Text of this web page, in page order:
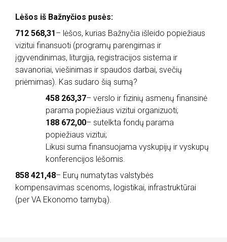
Lėšos iš Bažnyčios pusės:
712 568,31 – lėšos, kurias Bažnyčia išleido popiežiaus
vizitui finansuoti (programų parengimas ir
įgyvendinimas, liturgija, registracijos sistema ir
savanoriai, viešinimas ir spaudos darbai, svečių
priėmimas). Kas sudaro šią sumą?
458 263,37– verslo ir fizinių asmenų finansinė
parama popiežiaus vizitui organizuoti;
188 672,00– sutelkta fondų parama
popiežiaus vizitui;
Likusi suma finansuojama vyskupijų ir vyskupų
konferencijos lėšomis.
858 421,48– Eurų numatytas valstybės
kompensavimas scenoms, logistikai, infrastruktūrai
(per VA Ekonomo tarnybą).